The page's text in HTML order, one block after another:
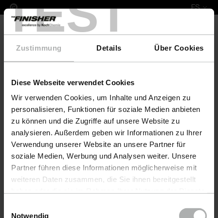
TEST
Zustimmung Details Über Cookies
Diese Webseite verwendet Cookies
Wir verwenden Cookies, um Inhalte und Anzeigen zu
personalisieren, Funktionen für soziale Medien anbieten
zu können und die Zugriffe auf unsere Website zu
analysieren. Außerdem geben wir Informationen zu Ihrer
Verwendung unserer Website an unsere Partner für
soziale Medien, Werbung und Analysen weiter. Unsere
Partner führen diese Informationen möglicherweise mit
weiteren Daten zusammen, die Sie ihnen bereitgestellt
Einstellungen zu den Cookies finden Sie unter
Notwendig
ES
COLOURLOCK Nubuk Fresh 250 ml Koinor